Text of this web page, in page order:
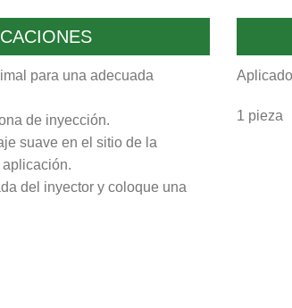
para una adecuada
de inyección.
suave en el sitio de la
del inyector y coloque una
1 pieza